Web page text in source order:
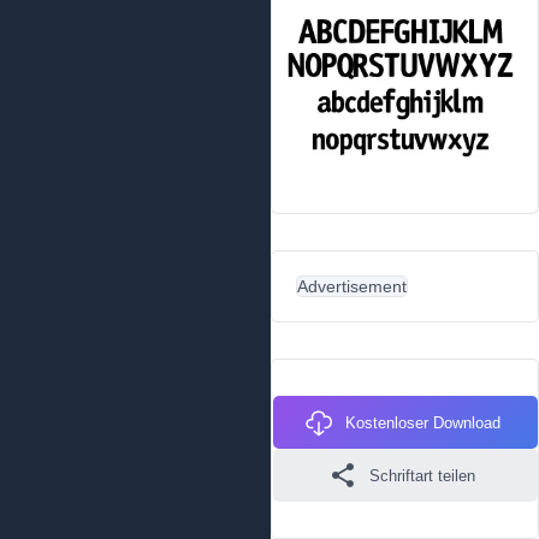
Advertisement
Kostenloser Download
Schriftart teilen